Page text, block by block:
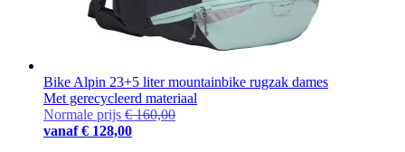
Bike Alpin 23+5 liter mountainbike rugzak dames
Met gerecycleerd materiaal
Normale prijs € 160,00
vanaf € 128,00